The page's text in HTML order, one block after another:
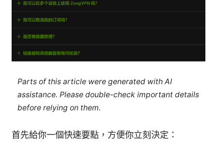
Parts of this article were generated with AI
assistance. Please double-check important details
before relying on them.
首先給你一個快速要點，方便你立刻決定：